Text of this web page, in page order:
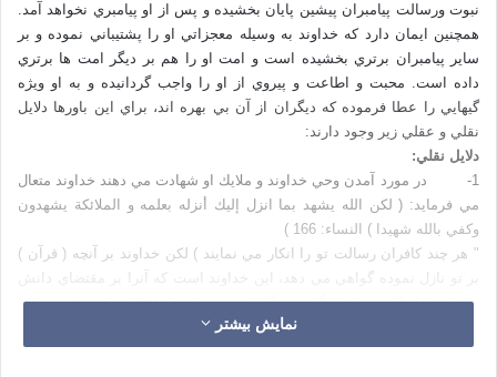
نبوت ورسالت پيامبران پيشين پايان بخشيده و پس از او پيامبري نخواهد آمد.
همچنين ايمان دارد كه خداوند به وسيله معجزاتي او را پشتيباني نموده و بر
ساير پيامبران برتري بخشيده است و امت او را هم بر ديگر امت ها برتري
داده است. محبت و اطاعت و پيروي از او را واجب گردانيده و به او ويژه
گيهايي را عطا فرموده كه ديگران از آن بي بهره اند، براي اين باورها دلايل
نقلي و عقلي زير وجود دارند:
دلايل نقلي:
1- در مورد آمدن وحي خداوند و ملايك او شهادت مي دهند خداوند متعال
مي فرمايد: ( لكن الله يشهد بما انزل إليك أنزله بعلمه و الملائكة يشهدون
وكفي بالله شهيدا ) النساء: 166 )
" هر چند كافران رسالت تو را انكار مي نمايند ) لكن خداوند بر آنچه ( قرآن )
بر تو نازل نموده گواهي مي دهد، اين خداوند است كه آنرا بر مقتضاي دانش
خويش نازل كرده و فرشتگان نيز گواهي مي دهند، اما كافي است كه خداوند
2- خداوند در مورد عموميت، و خاتميت رسالت حضرت محمد صلي الله
نمایش بیشتر